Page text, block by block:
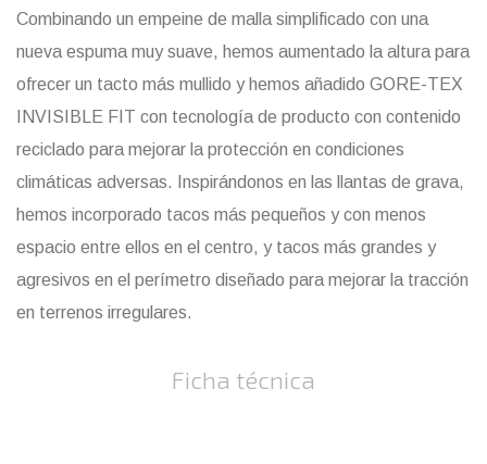
Combinando un empeine de malla simplificado con una
nueva espuma muy suave, hemos aumentado la altura para
ofrecer un tacto más mullido y hemos añadido GORE-TEX
INVISIBLE FIT con tecnología de producto con contenido
reciclado para mejorar la protección en condiciones
climáticas adversas. Inspirándonos en las llantas de grava,
hemos incorporado tacos más pequeños y con menos
espacio entre ellos en el centro, y tacos más grandes y
agresivos en el perímetro diseñado para mejorar la tracción
en terrenos irregulares.
Ficha técnica